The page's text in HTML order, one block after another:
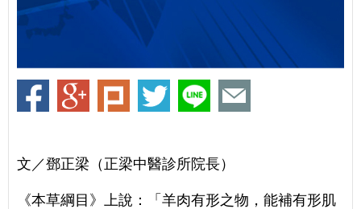
文／鄧正梁（正梁中醫診所院長）
《本草綱目》上說：「羊肉有形之物，能補有形肌